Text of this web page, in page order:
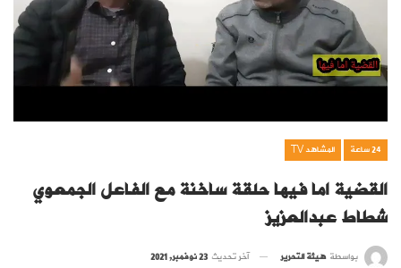
24 ساعة المشاهد TV
القضية اما فيها حلقة ساخنة مع الفاعل الجمعوي
شطاط عبدالعزيز
بواسطة هيئة التحرير آخر تحديث 23 نوفمبر, 2021